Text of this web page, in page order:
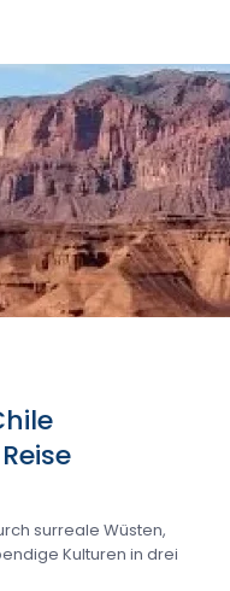
surreale Wüsten,
Kulturen in drei